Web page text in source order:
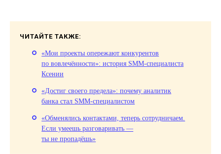
ЧИТАЙТЕ ТАКЖЕ:
«Мои проекты опережают конкурентов
по вовлечённости»: история SMM-специалиста
Ксении
«Достиг своего предела»: почему аналитик
банка стал SMM-специалистом
«Обменялись контактами, теперь сотрудничаем.
Если умеешь разговаривать —
ты не пропадёшь»